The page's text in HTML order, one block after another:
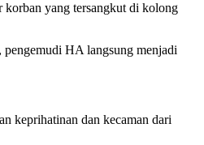
korban yang tersangkut di kolong
pengemudi HA langsung menjadi
keprihatinan dan kecaman dari